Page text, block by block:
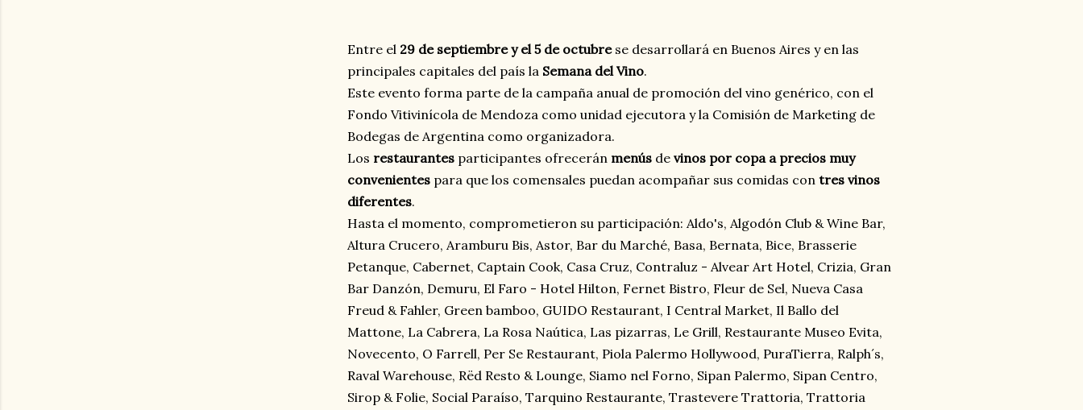
Entre el 29 de septiembre y el 5 de octubrese desarrollará en Buenos Aires y en las
principales capitales del país la Semana del Vino.
Este evento forma parte de la campaña anual de promoción del vino genérico, con el
Fondo Vitivinícola de Mendoza como unidad ejecutora y la Comisión de Marketing de
Bodegas de Argentina como organizadora.
Los restaurantes participantes ofrecerán menús de vinos por copa a precios muy
convenientes para que los comensales puedan acompañar sus comidas con tres vinos
diferentes.
Hasta el momento, comprometieron su participación: Aldo's, Algodón Club & Wine Bar,
Altura Crucero, Aramburu Bis, Astor, Bar du Marché, Basa, Bernata, Bice, Brasserie
Petanque, Cabernet, Captain Cook, Casa Cruz, Contraluz - Alvear Art Hotel, Crizia, Gran
Bar Danzón, Demuru, El Faro - Hotel Hilton, Fernet Bistro, Fleur de Sel, Nueva Casa
Freud & Fahler, Green bamboo, GUIDO Restaurant, I Central Market, Il Ballo del
Mattone, La Cabrera, La Rosa Naútica, Las pizarras, Le Grill, Restaurante Museo Evita,
Novecento, O Farrell, Per Se Restaurant, Piola Palermo Hollywood, PuraTierra, Ralph´s,
Raval Warehouse, Rëd Resto & Lounge, Siamo nel Forno, Sipan Palermo, Sipan Centro,
Sirop & Folie, Social Paraíso, Tarquino Restaurante, Trastevere Trattoria, Trattoria